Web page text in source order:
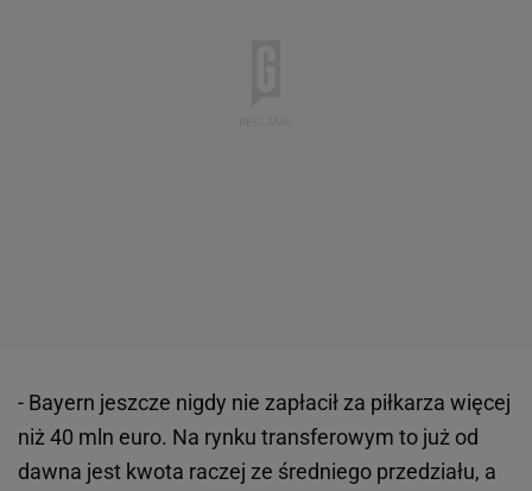
- Bayern jeszcze nigdy nie zapłacił za piłkarza więcej
niż 40 mln euro. Na rynku transferowym to już od
dawna jest kwota raczej ze średniego przedziału, a